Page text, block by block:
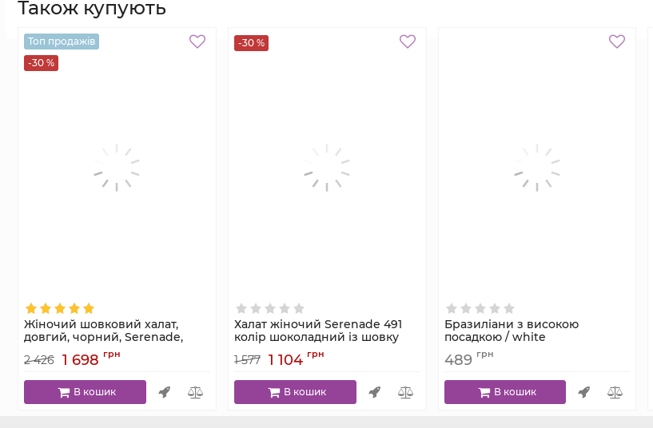
Також купують
Топ продажів
-30 %
Жіночий шовковий халат,
довгий, чорний, Serenade,
Артикул: 774
2 426 1 698 грн
В кошик
-30 %
Халат жіночий Serenade 491
колір шоколадний із шовку
Армані, з поясом
Артикул: 491
1 577 1 104 грн
В кошик
Бразиліани з високою
посадкою / white
Артикул:11б(кружево)
489 грн
В кошик